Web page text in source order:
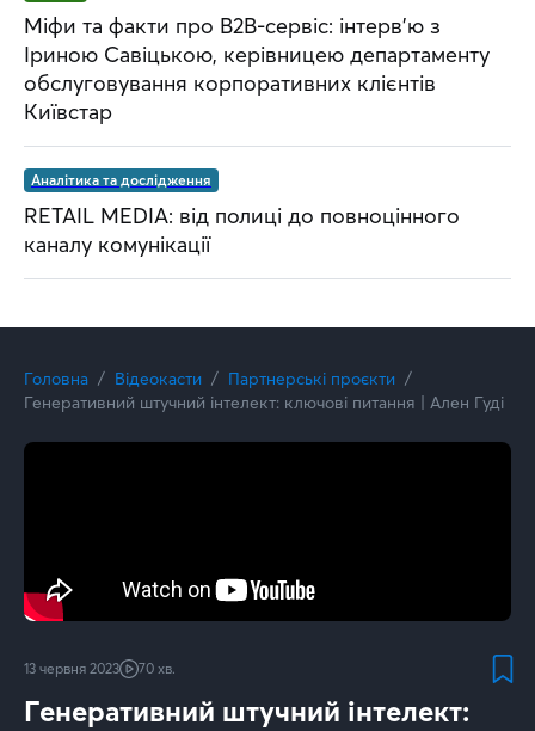
Міфи та факти про B2B-сервіс: інтерв’ю з
Іриною Савіцькою, керівницею департаменту
обслуговування корпоративних клієнтів
Київстар
Аналітика та дослідження
RETAIL MEDIA: від полиці до повноцінного
каналу комунікації
Головна Відеокасти
Партнерські проєкти
Генеративний штучний інтелект: ключові питання | Ален Гуді
13 червня 2023 70 хв.
Генеративний штучний інтелект: